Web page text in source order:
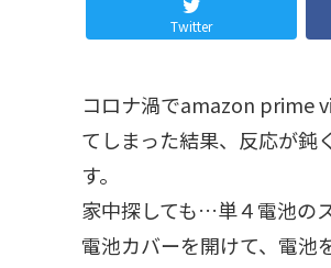
Twitter
コロナ渦でamazon prime
てしまった結果、反応が
す。
家中探しても…単４電池の
電池カバーを開けて、電池